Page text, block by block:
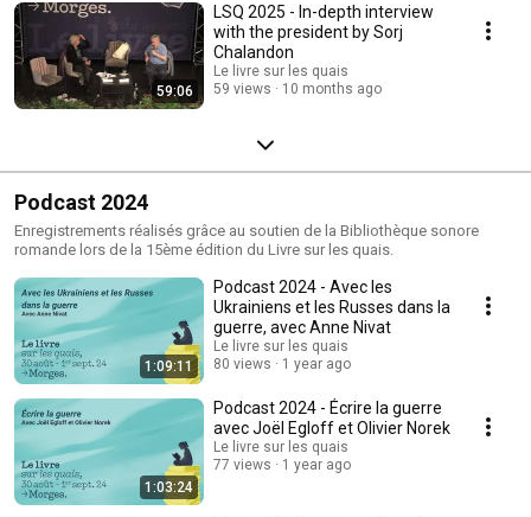
59:06
LSQ 2025 - In-depth interview
with the president by Sorj
Chalandon
Le livre sur les quais
59 views
10 months ago
Podcast 2024
Enregistrements réalisés grâce au soutien de la Bibliothèque sonore
romande lors de la 15ème édition du Livre sur les quais.
1:09:11
Podcast 2024 - Avec les
Ukrainiens et les Russes dans la
guerre, avec Anne Nivat
Le livre sur les quais
80 views
1 year ago
1:03:24
Podcast 2024 - Écrire la guerre
avec Joël Egloff et Olivier Norek
Le livre sur les quais
77 views
1 year ago